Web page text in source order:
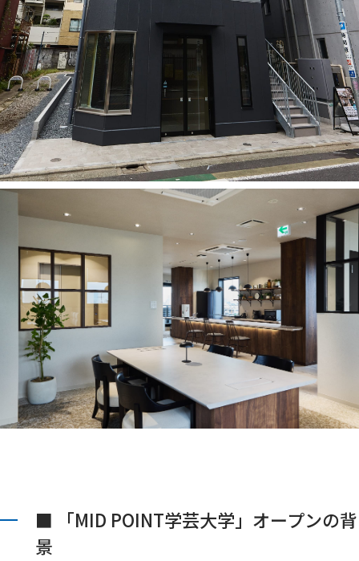
■ 「MID POINT学芸大学」オープンの背
景